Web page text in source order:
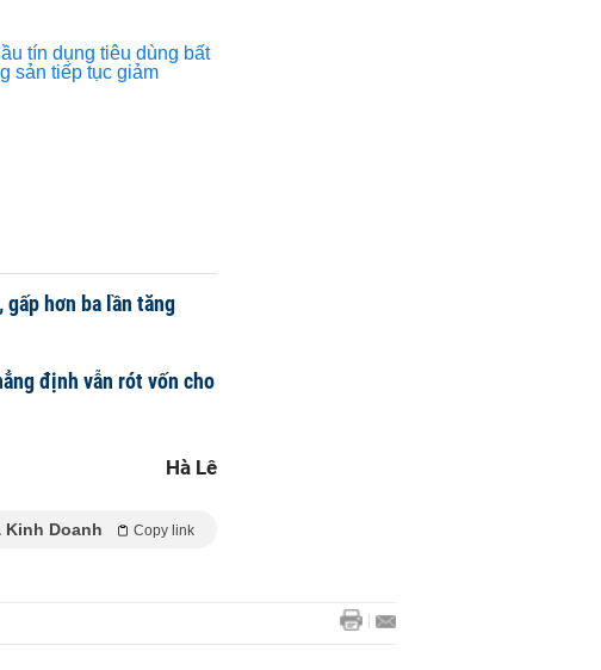
hơn ba lần tăng
định vẫn rót vốn cho
Hà Lê
Kinh Doanh Copy link